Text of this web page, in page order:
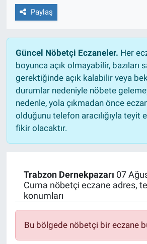
Paylaş
Güncel Nöbetçi Eczaneler. Her
boyunca açık olmayabilir, bazıları
gerektiğinde açık kalabilir veya
durumlar nedeniyle nöbete
nedenle, yola çıkmadan önce
olduğunu telefon aracılığıyla teyit
fikir olacaktır.
Trabzon Dernekpazarı 07
Cuma nöbetçi eczane adres,
konumları
Bu bölgede nöbetçi bir eczane